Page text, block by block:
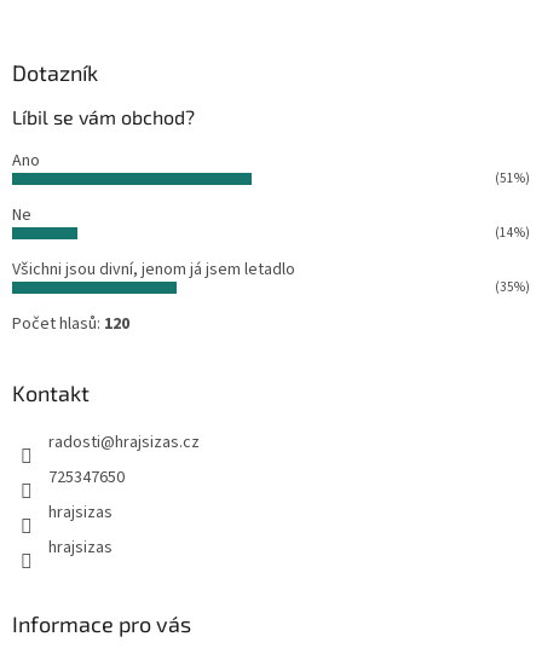
Dotazník
Líbil se vám obchod?
Ano
(51%)
Ne
(14%)
Všichni jsou divní, jenom já jsem letadlo
(35%)
Počet hlasů: 120
Kontakt
radosti@hrajsizas.cz
725347650
hrajsizas
hrajsizas
Informace pro vás